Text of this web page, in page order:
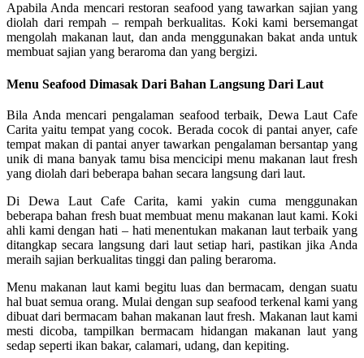
Apabila Anda mencari restoran seafood yang tawarkan sajian yang
diolah dari rempah – rempah berkualitas. Koki kami bersemangat
mengolah makanan laut, dan anda menggunakan bakat anda untuk
membuat sajian yang beraroma dan yang bergizi.
Menu Seafood Dimasak Dari Bahan Langsung Dari Laut
Bila Anda mencari pengalaman seafood terbaik, Dewa Laut Cafe
Carita yaitu tempat yang cocok. Berada cocok di pantai anyer, cafe
tempat makan di pantai anyer tawarkan pengalaman bersantap yang
unik di mana banyak tamu bisa mencicipi menu makanan laut fresh
yang diolah dari beberapa bahan secara langsung dari laut.
Di Dewa Laut Cafe Carita, kami yakin cuma menggunakan
beberapa bahan fresh buat membuat menu makanan laut kami. Koki
ahli kami dengan hati – hati menentukan makanan laut terbaik yang
ditangkap secara langsung dari laut setiap hari, pastikan jika Anda
meraih sajian berkualitas tinggi dan paling beraroma.
Menu makanan laut kami begitu luas dan bermacam, dengan suatu
hal buat semua orang. Mulai dengan sup seafood terkenal kami yang
dibuat dari bermacam bahan makanan laut fresh. Makanan laut kami
mesti dicoba, tampilkan bermacam hidangan makanan laut yang
sedap seperti ikan bakar, calamari, udang, dan kepiting.